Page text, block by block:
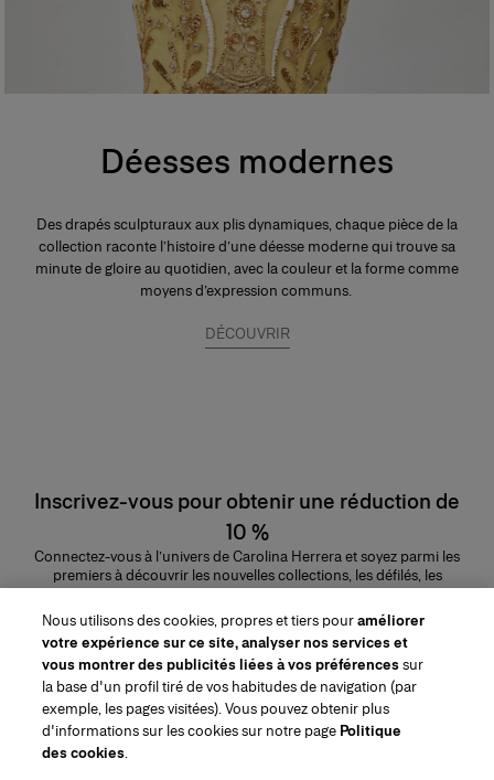
Déesses modernes
Des drapés sculpturaux aux plis dynamiques, chaque pièce de la
collection raconte l’histoire d’une déesse moderne qui trouve sa
minute de gloire au quotidien, avec la couleur et la forme comme
moyens d’expression communs.
DÉCOUVRIR
Inscrivez-vous pour obtenir une réduction de
10 %
Connectez-vous à l’univers de Carolina Herrera et soyez parmi les
premiers à découvrir les nouvelles collections, les défilés, les
lancements de parfums, les conseils maquillage et bien plus encore.
Adresse e-mail
Nous utilisons des cookies, propres et tiers pouraméliorer
votre expérience sur ce site, analyser nos services et
vous montrer des publicités liées à vos préférencessur
la base d'un profil tiré de vos habitudes de navigation (par
exemple, les pages visitées). Vous pouvez obtenir plus
d'informations sur les cookies sur notre page Politique
des cookies.